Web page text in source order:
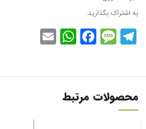
به اشتراک بگذارید:
Telegram
Message
Facebook
WhatsApp
محصولات مرتبط